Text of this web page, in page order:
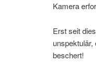
Kamera
Erst seit
beschert!